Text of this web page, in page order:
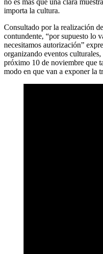
importa la cultura.
Consultado por la realización
contundente, “por supuesto lo
necesitamos autorización”
organizando eventos
próximo 10 de noviembre que
modo en que van a exponer la